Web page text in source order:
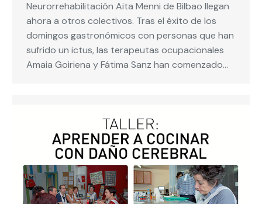
Neurorrehabilitación Aita Menni de Bilbao llegan
ahora a otros colectivos. Tras el éxito de los
domingos gastronómicos con personas que han
sufrido un ictus, las terapeutas ocupacionales
Amaia Goiriena y Fátima Sanz han comenzado…